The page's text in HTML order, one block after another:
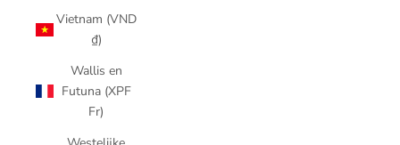
Vietnam (VND
₫)
Wallis en
Futuna (XPF
Fr)